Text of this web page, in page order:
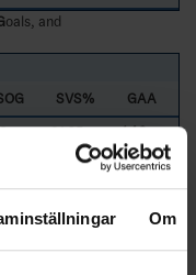
Om
oals, and
SVS%
GAA
91.25
1.40
89.19
2.00
84.62
2.80
85.82
84.35
4.50